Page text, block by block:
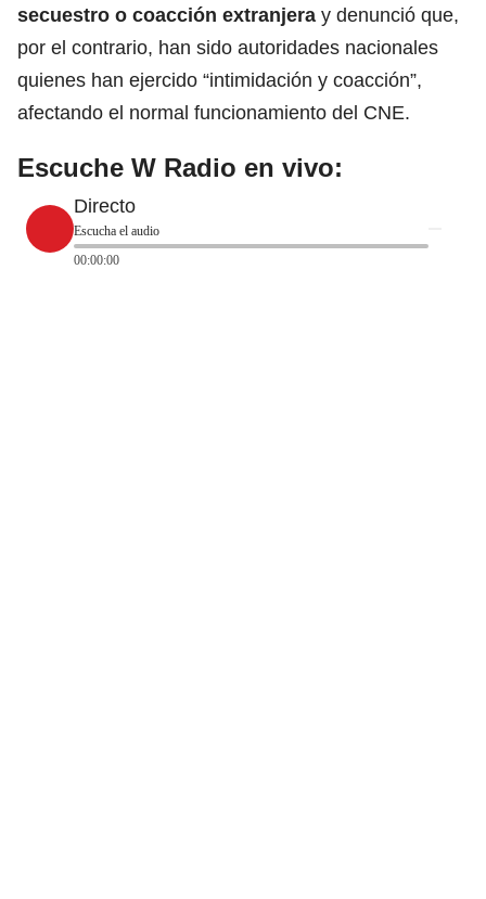
secuestro o coacción extranjera y denunció que,
por el contrario, han sido autoridades nacionales
quienes han ejercido “intimidación y coacción”,
afectando el normal funcionamiento del CNE.
Escuche W Radio en vivo:
Directo
Escucha el audio
00:00:00